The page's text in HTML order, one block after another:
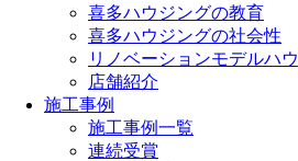
喜多ハウジングの教育
喜多ハウジングの社会性
リノベーションモデルハ
店舗紹介
施工事例
施工事例一覧
連続受賞